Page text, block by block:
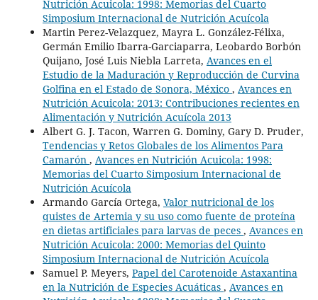
Nutrición Acuicola: 1998: Memorias del Cuarto
Simposium Internacional de Nutrición Acuícola
Martin Perez-Velazquez, Mayra L. González-Félixa,
Germán Emilio Ibarra-Garciaparra, Leobardo Borbón
Quijano, José Luis Niebla Larreta, Avances en el
Estudio de la Maduración y Reproducción de Curvina
Golfina en el Estado de Sonora, México , Avances en
Nutrición Acuicola: 2013: Contribuciones recientes en
Alimentación y Nutrición Acuícola 2013
Albert G. J. Tacon, Warren G. Dominy, Gary D. Pruder,
Tendencias y Retos Globales de los Alimentos Para
Camarón , Avances en Nutrición Acuicola: 1998:
Memorias del Cuarto Simposium Internacional de
Nutrición Acuícola
Armando García Ortega, Valor nutricional de los
quistes de Artemia y su uso como fuente de proteína
en dietas artificiales para larvas de peces , Avances en
Nutrición Acuicola: 2000: Memorias del Quinto
Simposium Internacional de Nutrición Acuícola
Samuel P. Meyers, Papel del Carotenoide Astaxantina
en la Nutrición de Especies Acuáticas , Avances en